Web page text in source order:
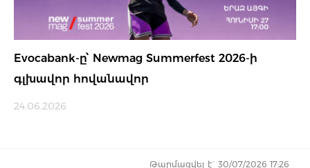
Evocabank-ը՝ Newmag Summerfest 2026-ի
գլխավոր հովանավոր
24.06.2026
Թարմացվել է` 30/07/2026 17:26